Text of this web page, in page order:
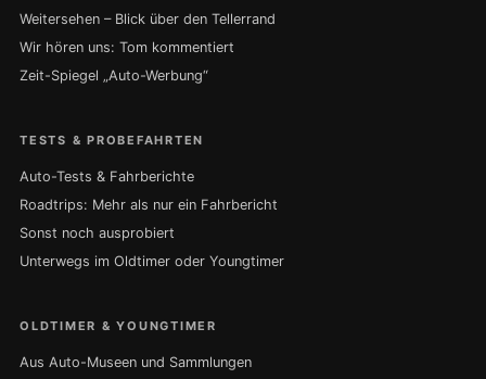
Weitersehen – Blick über den Tellerrand
Wir hören uns: Tom kommentiert
Zeit-Spiegel „Auto-Werbung“
TESTS & PROBEFAHRTEN
Auto-Tests & Fahrberichte
Roadtrips: Mehr als nur ein Fahrbericht
Sonst noch ausprobiert
Unterwegs im Oldtimer oder Youngtimer
OLDTIMER & YOUNGTIMER
Aus Auto-Museen und Sammlungen